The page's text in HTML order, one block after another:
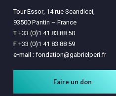
Tour Essor, 14 rue Scandicci,
93500 Pantin – France
T+33 (0)1 41 83 88 50
F+33 (0)1 41 83 88 59
e-mail : fondation@gabrielperi.fr
Faire un don